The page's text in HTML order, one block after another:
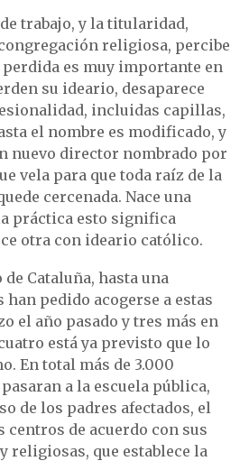
trabajo, y la titularidad,
religiosa, percibe
es muy importante en
su ideario, desaparece
incluidas capillas,
el nombre es modificado, y
nuevo director nombrado por
vela para que toda raíz de la
cercenada. Nace una
práctica esto significa
otra con ideario católico.
Cataluña, hasta una
pedido acogerse a estas
el año pasado y tres más en
está ya previsto que lo
En total más de 3.000
a la escuela pública,
de los padres afectados, el
centros de acuerdo con sus
religiosas, que establece la